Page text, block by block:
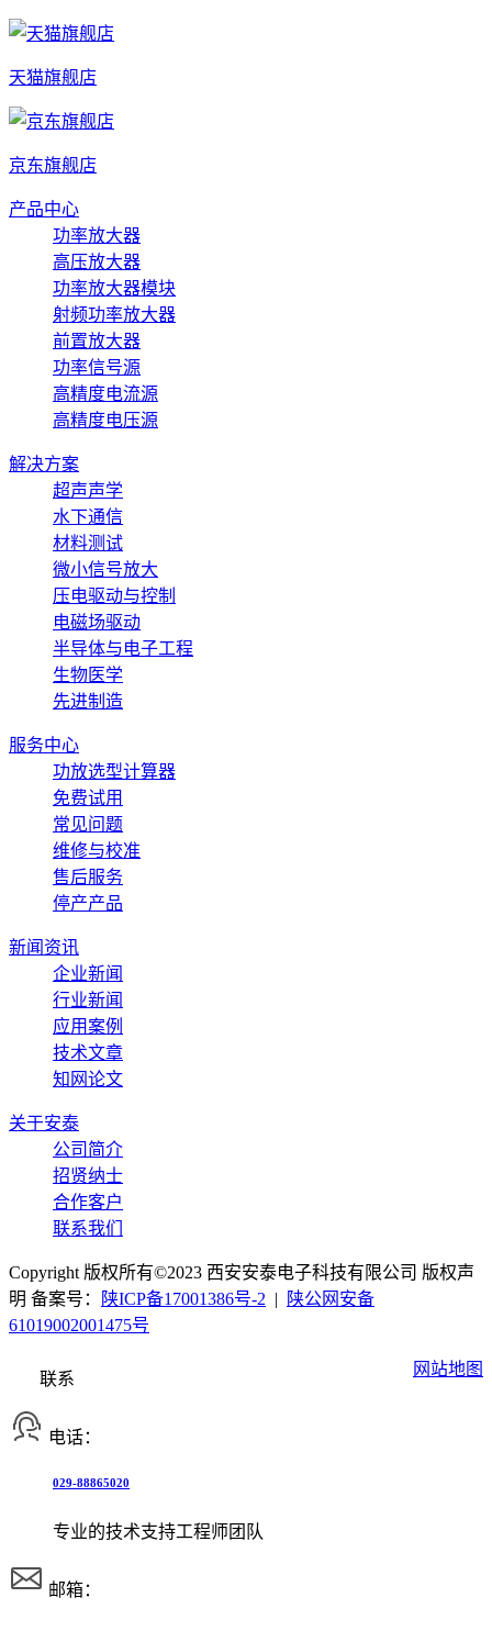
天猫旗舰店
京东旗舰店
产品中心
功率放大器
高压放大器
功率放大器模块
射频功率放大器
前置放大器
功率信号源
高精度电流源
高精度电压源
解决方案
超声声学
水下通信
材料测试
微小信号放大
压电驱动与控制
电磁场驱动
半导体与电子工程
生物医学
先进制造
服务中心
功放选型计算器
免费试用
常见问题
维修与校准
售后服务
停产产品
新闻资讯
企业新闻
行业新闻
应用案例
技术文章
知网论文
关于安泰
公司简介
招贤纳士
合作客户
联系我们
Copyright 版权所有©2023 西安安泰电子科技有限公司 版权声
明 备案号：
陕ICP备17001386号-2 |
陕公网安备
61019002001475号
网站地图
联系
电话：
029-88865020
专业的技术支持工程师团队
邮箱：